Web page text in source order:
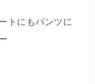
トにもパンツに